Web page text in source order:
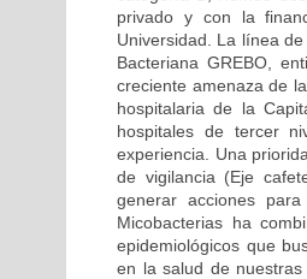
privado y con la
Universidad. La línea
Bacteriana GREBO,
creciente amenaza de
hospitalaria de la
hospitales de tercer
experiencia. Una
de vigilancia (Eje
generar acciones
Micobacterias ha
epidemiológicos que
en la salud de